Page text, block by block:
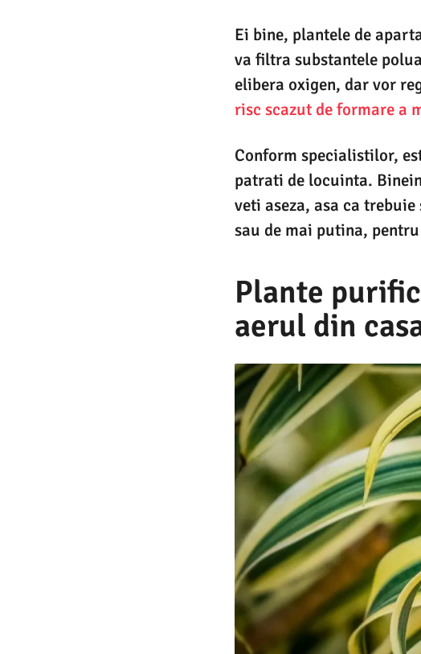
Ei bine, plantele de
va filtra substantele
elibera oxigen, dar vor
risc scazut de formare a
Conform specialistilor,
patrati de locuinta.
veti aseza, asa ca
sau de mai putina,
Plante
aerul din